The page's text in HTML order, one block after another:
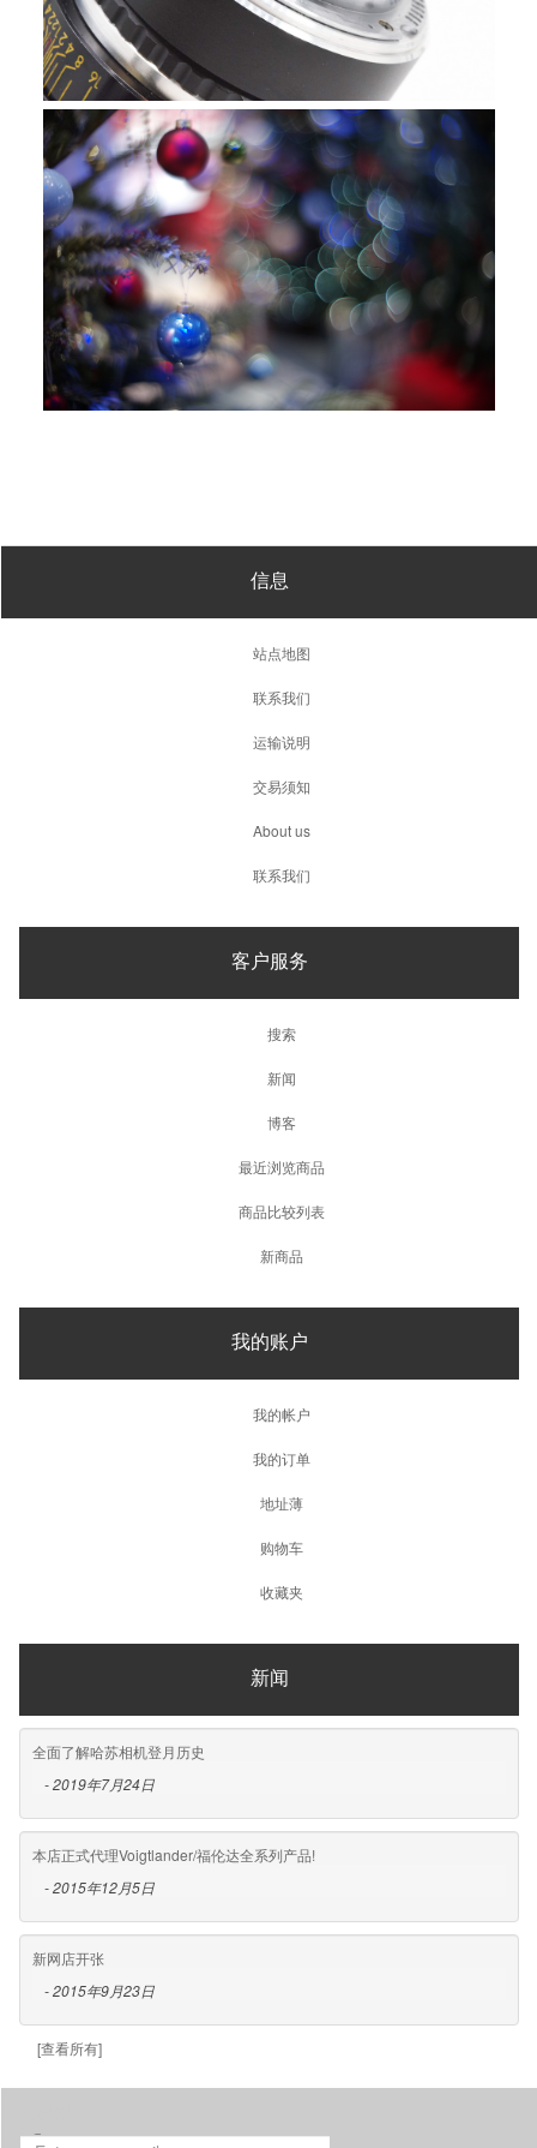
信息
站点地图
联系我们
运输说明
交易须知
About us
联系我们
客户服务
搜索
新闻
博客
最近浏览商品
商品比较列表
新商品
我的账户
我的帐户
我的订单
地址薄
购物车
收藏夹
新闻
全面了解哈苏相机登月历史
- 2019年7月24日
本店正式代理Voigtlander/福伦达全系列产品!
- 2015年12月5日
新网店开张
- 2015年9月23日
[查看所有]